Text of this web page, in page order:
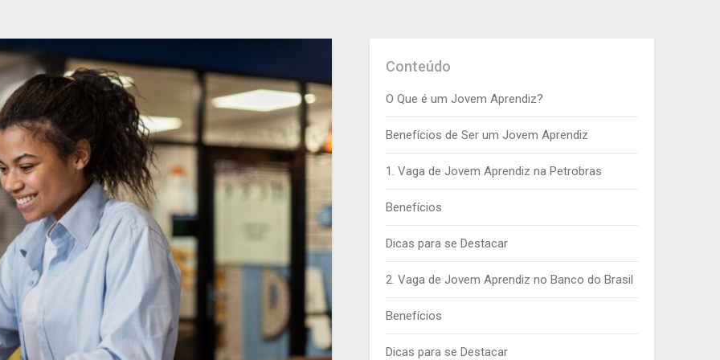
Conteúdo
O Que é um Jovem Aprendiz?
Benefícios de Ser um Jovem Aprendiz
1. Vaga de Jovem Aprendiz na Petrobras
Benefícios
Dicas para se Destacar
2. Vaga de Jovem Aprendiz no Banco do Brasil
Benefícios
Dicas para se Destacar